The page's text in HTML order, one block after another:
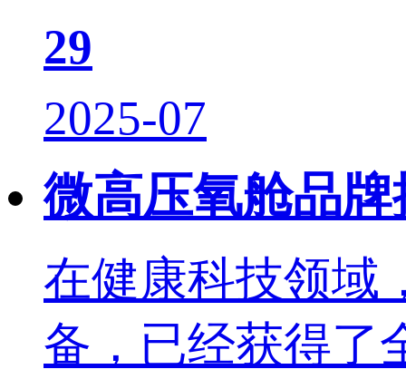
29
2025-07
微高压氧舱品牌
在健康科技领域
备，已经获得了